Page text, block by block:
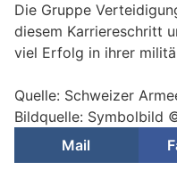
Die Gruppe
diesem Karriereschritt
viel Erfolg in ihrer
Quelle: Schweizer
Bildquelle: Symbolbild
Mail